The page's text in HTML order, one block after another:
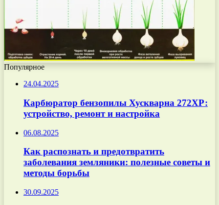
Популярное
24.04.2025
Карбюратор бензопилы Хускварна 272ХР:
устройство, ремонт и настройка
06.08.2025
Как распознать и предотвратить
заболевания земляники: полезные советы и
методы борьбы
30.09.2025